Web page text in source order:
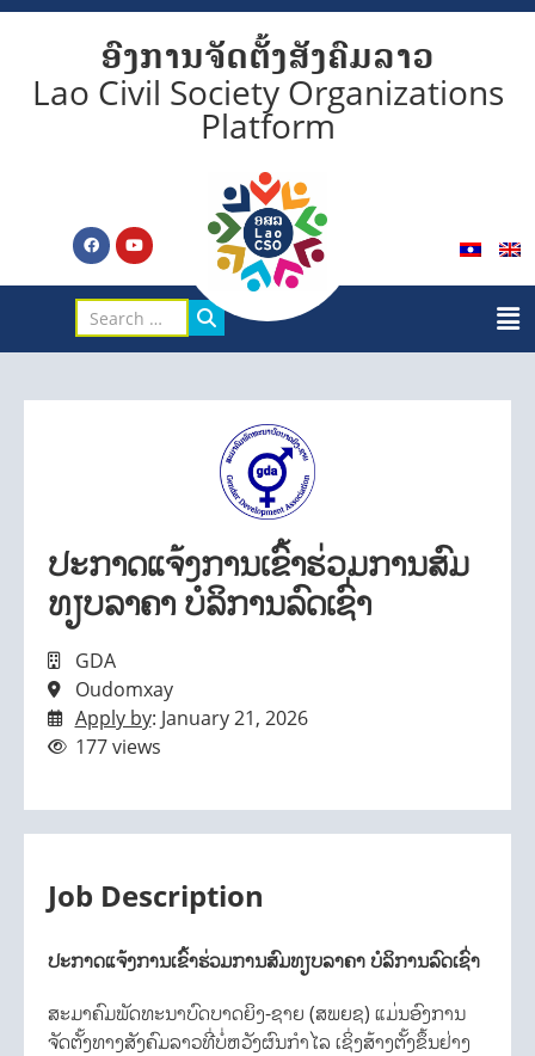
ອົງການຈັດຕັ້ງສັງຄົມລາວ
Lao Civil Society Organizations
Platform
ປະກາດແຈ້ງການເຂົ້າຮ່ວມການສົມ
ທຽບລາຄາ ບໍລິການລົດເຊົ່າ
GDA
Oudomxay
Apply by: January 21, 2026
177 views
Job Description
ປະກາດແຈ້ງການເຂົ້າຮ່ວມການສົມທຽບລາຄາ ບໍລິການລົດເຊົ່າ
ສະມາຄົມພັດທະນາບົດບາດຍິງ-ຊາຍ (ສພຍຊ) ແມ່ນອົງການ
ຈັດຕັ້ງທາງສັງຄົມລາວທີ່ບໍ່ຫວັງຜົນກຳໄລ ເຊິ່ງສ້າງຕັ້ງຂຶ້ນຢ່າງ